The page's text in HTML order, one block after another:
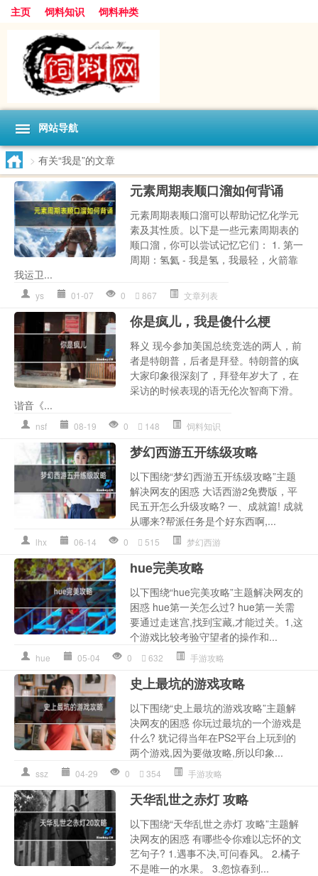
主页 饲料知识 饲料种类
网站导航
> 有关“我是”的文章
元素周期表顺口溜如何背诵
元素周期表顺口溜可以帮助记忆化学元
素及其性质。以下是一些元素周期表的
顺口溜，你可以尝试记忆它们： 1. 第一
周期：氢氦 - 我是氢，我最轻，火箭靠
我运卫...
ys 01-07 0 867 文章列表
你是疯儿，我是傻什么梗
释义 现今参加美国总统竞选的两人，前
者是特朗普，后者是拜登。特朗普的疯
大家印象很深刻了，拜登年岁大了，在
采访的时候表现的语无伦次智商下滑。
谐音《...
nsf 08-19 0 148 饲料知识
梦幻西游五开练级攻略
以下围绕“梦幻西游五开练级攻略”主题
解决网友的困惑 大话西游2免费版，平
民五开怎么升级攻略? 一、成就篇! 成就
从哪来?帮派任务是个好东西啊,...
lhx 06-14 0 515 梦幻西游
hue完美攻略
以下围绕“hue完美攻略”主题解决网友的
困惑 hue第一关怎么过? hue第一关需
要通过走迷宫,找到宝藏,才能过关。1,这
个游戏比较考验守望者的操作和...
hue 05-04 0 632 手游攻略
史上最坑的游戏攻略
以下围绕“史上最坑的游戏攻略”主题解
决网友的困惑 你玩过最坑的一个游戏是
什么? 犹记得当年在PS2平台上玩到的
两个游戏,因为要做攻略,所以印象...
ssz 04-29 0 354 手游攻略
天华乱世之赤灯 攻略
以下围绕“天华乱世之赤灯 攻略”主题解
决网友的困惑 有哪些令你难以忘怀的文
艺句子? 1.遇事不决,可问春风。 2.橘子
不是唯一的水果。 3.忽惊春到...